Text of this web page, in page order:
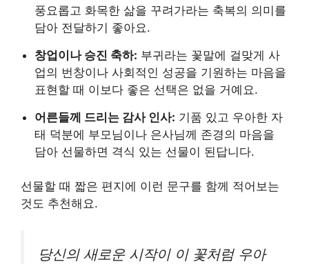
풍요롭고 화목한 삶을 꾸려가라는 축복의 의미를
담아 전달하기 좋아요.
창업이나 승진 축하: 부귀라는 꽃말에 걸맞게 사
업의 번창이나 사회적인 성공을 기원하는 마음을
표현할 때 이보다 좋은 선택은 없을 거예요.
어른들께 드리는 감사 인사: 기품 있고 우아한 자
태 덕분에 부모님이나 은사님께 존경의 마음을
담아 선물하면 격식 있는 선물이 된답니다.
선물할 때 짧은 편지에 이런 문구를 함께 적어보는
것도 추천해요.
당신의 새로운 시작이 이 꽃처럼 우아